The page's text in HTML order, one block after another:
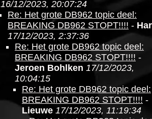
16/12/2023, 20:07:24
Re: Het grote DB962 topic deel:
BREAKING DB962 STOPT!!!! -
17/12/2023, 2:37:36
Re: Het grote DB962 topic deel:
BREAKING DB962 STOPT!!!! -
Jeroen Bohlken 17/12/2023,
10:04:15
Re: Het grote DB962 topic deel:
BREAKING DB962 STOPT!!!! -
Lieuwe 17/12/2023, 11:19:34